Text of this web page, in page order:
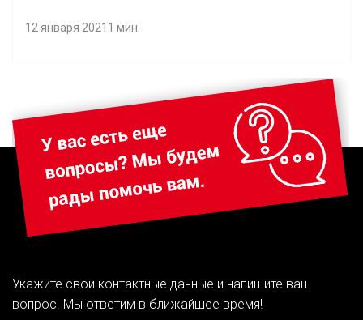
12 января 2021 1 мин.
Укажите свои контактные данные и напишите ваш
вопрос. Мы ответим в ближайшее время!